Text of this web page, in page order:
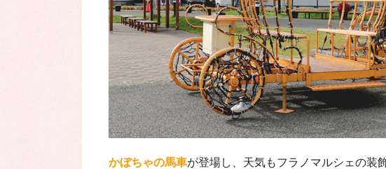
かぼちゃの馬車が登場し、天気もフラノマルシェの装